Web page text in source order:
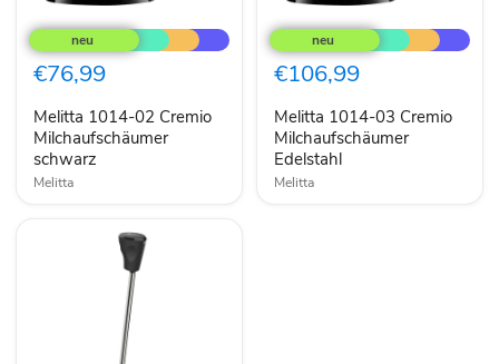
1014-
02
Cremio
Milchaufschäumer
€76,99
Melitta 1014-02 Cremio
Milchaufschäumer
schwarz
Melitta
1014-
03
Cremio
Milchaufschäumer
€106,99
Melitta 1014-03 Cremio
Milchaufschäumer
Edelstahl
Melitta